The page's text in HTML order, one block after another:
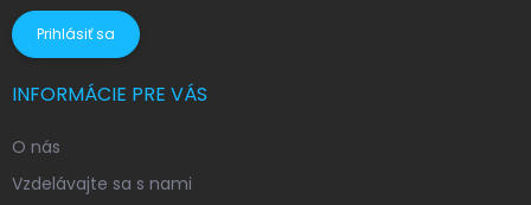
Prihlásiť sa
INFORMÁCIE PRE VÁS
O nás
Vzdelávajte sa s nami